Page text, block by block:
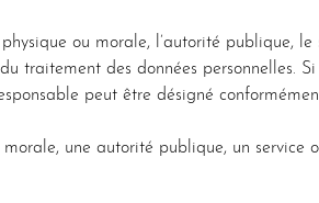
ou morale, l’autorité publique,
traitement des données
peut être désigné
une autorité publique, un